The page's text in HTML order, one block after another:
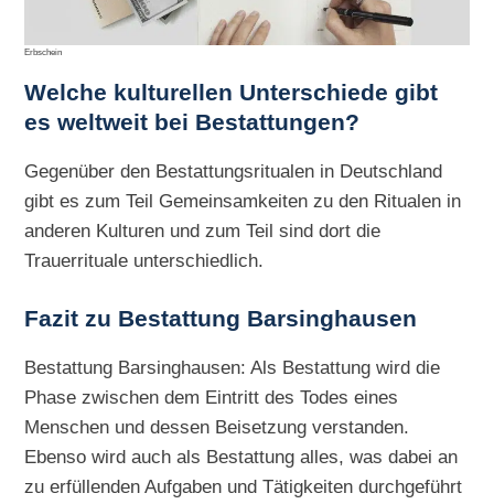
Erbschein
Welche kulturellen Unterschiede gibt
es weltweit bei Bestattungen?
Gegenüber den Bestattungsritualen in Deutschland
gibt es zum Teil Gemeinsamkeiten zu den Ritualen in
anderen Kulturen und zum Teil sind dort die
Trauerrituale unterschiedlich.
Fazit zu Bestattung Barsinghausen
Bestattung Barsinghausen: Als Bestattung wird die
Phase zwischen dem Eintritt des Todes eines
Menschen und dessen Beisetzung verstanden.
Ebenso wird auch als Bestattung alles, was dabei an
zu erfüllenden Aufgaben und Tätigkeiten durchgeführt